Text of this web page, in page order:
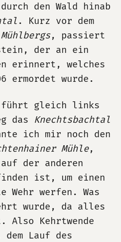
den Wald hinab
. Kurz vor dem
Mühlbergs, passiert
der an ein
erinnert, welches
ermordet wurde.
führt gleich links
das Knechtsbachtal
ich mir noch den
Mühle,
der anderen
ist, um einen
werfen. Was
wurde, da alles
Kehrtwende
Lauf des